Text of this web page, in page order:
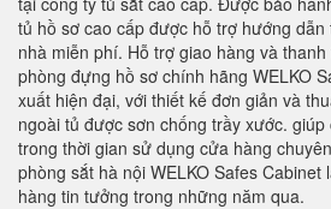
tủ hồ sơ cao cấp được hỗ trợ hướng
nhà miễn phí. Hỗ trợ giao hàng và
phòng đựng hồ sơ chính hãng WELKO
xuất hiện đại, với thiết kế đơn giản và
ngoài tủ được sơn chống trầy xước.
trong thời gian sử dụng cửa hàng
phòng sắt hà nội WELKO Safes Cabinet
hàng tin tưởng trong những năm qua.